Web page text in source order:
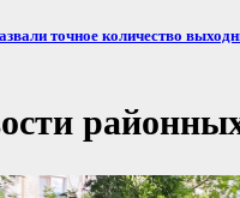
точное количество